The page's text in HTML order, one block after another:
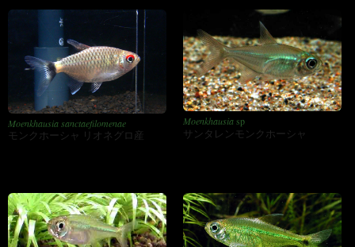
Moenkhausia sanctaefilomenae
モンクホーシャ リオネグロ産
Moenkhausiasp
サンタレンモンクホーシャ